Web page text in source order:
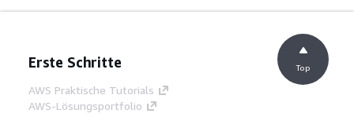
Erste Schritte
AWS Praktische Tutorials
AWS-Lösungsportfolio
Top